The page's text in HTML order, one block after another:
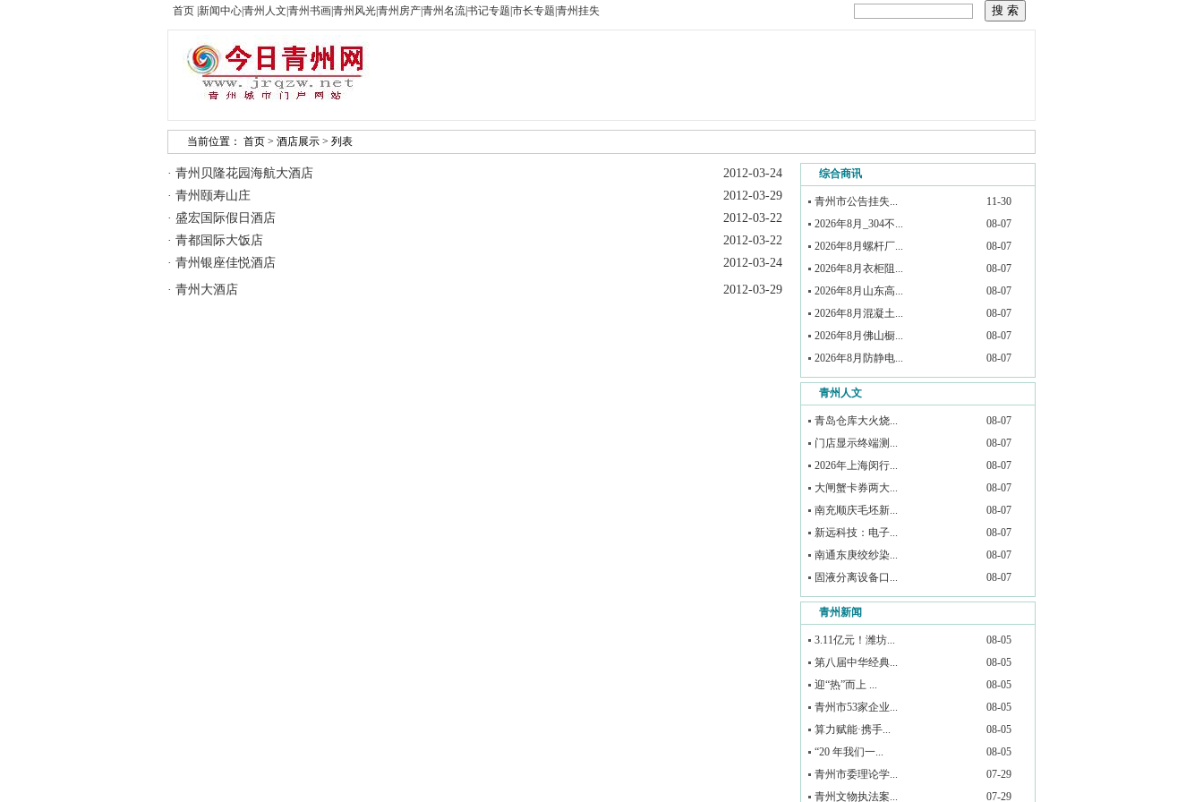
首页 新闻中心青州人文 青州书画青州风光青州房产青州名流书记专题 市长专题 青州挂失
当前位置： 首页 > 酒店展示 > 列表
· 青州贝隆花园海航大酒店
2012-03-24
· 青州颐寿山庄
2012-03-29
· 盛宏国际假日酒店
2012-03-22
· 青都国际大饭店
2012-03-22
· 青州银座佳悦酒店
2012-03-24
· 青州大酒店 2012-03-29
综合商讯
青州市公告挂失...
11-30
2026年8月_304不...
08-07
2026年8月螺杆厂...
08-07
2026年8月衣柜阻...
08-07
2026年8月山东高...
08-07
2026年8月混凝土...
08-07
2026年8月佛山橱...
08-07
2026年8月防静电...
08-07
青州人文
青岛仓库大火烧...
08-07
门店显示终端测...
08-07
2026年上海闵行...
08-07
大闸蟹卡券两大...
08-07
南充顺庆毛坯新...
08-07
新远科技：电子...
08-07
南通东庚绞纱染...
08-07
固液分离设备口...
08-07
青州新闻
3.11亿元！潍坊...
08-05
第八届中华经典...
08-05
迎“热”而上 ...
08-05
青州市53家企业...
08-05
算力赋能·携手...
08-05
“20 年我们一...
08-05
青州市委理论学...
07-29
青州文物执法案...
07-29